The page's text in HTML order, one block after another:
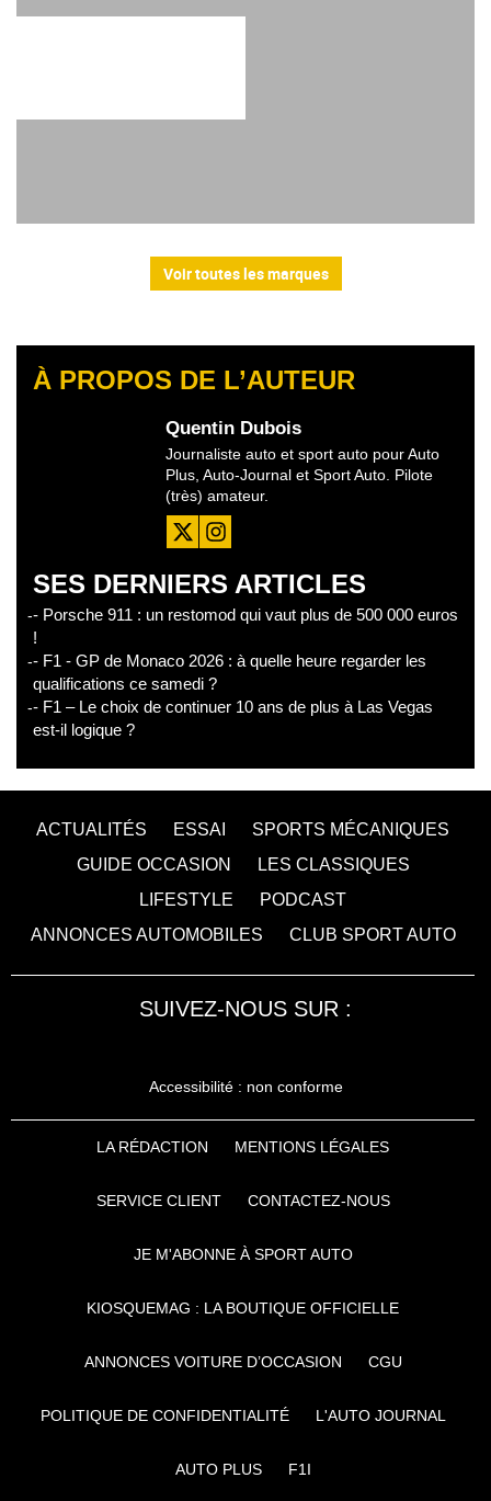
Voir toutes les marques
À PROPOS DE L’AUTEUR
Quentin Dubois
Journaliste auto et sport auto pour Auto
Plus, Auto-Journal et Sport Auto. Pilote
(très) amateur.
SES DERNIERS ARTICLES
- Porsche 911 : un restomod qui vaut plus de 500 000 euros
!
- F1 - GP de Monaco 2026 : à quelle heure regarder les
qualifications ce samedi ?
- F1 – Le choix de continuer 10 ans de plus à Las Vegas
est-il logique ?
ACTUALITÉS ESSAI
SPORTS MÉCANIQUES
GUIDE OCCASION
LES CLASSIQUES
LIFESTYLE
PODCAST
ANNONCES AUTOMOBILES
CLUB SPORT AUTO
SUIVEZ-NOUS SUR :
Accessibilité : non conforme
LA RÉDACTION MENTIONS LÉGALES
SERVICE CLIENT CONTACTEZ-NOUS
JE M'ABONNE À SPORT AUTO
KIOSQUEMAG : LA BOUTIQUE OFFICIELLE
ANNONCES VOITURE D’OCCASION CGU
POLITIQUE DE CONFIDENTIALITÉ L'AUTO JOURNAL
AUTO PLUS F1I